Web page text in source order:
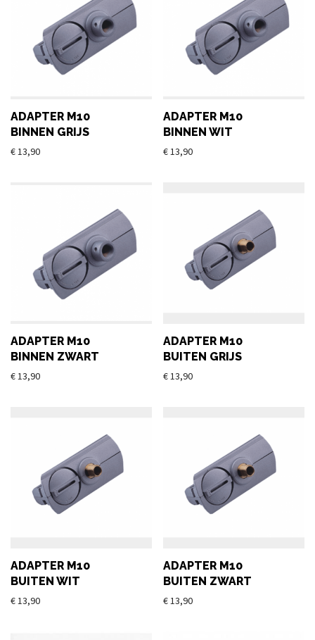
ADAPTER M10
BINNEN GRIJS
€13,90
ADAPTER M10
BINNEN WIT
€13,90
ADAPTER M10
BINNEN ZWART
€13,90
ADAPTER M10
BUITEN GRIJS
€13,90
ADAPTER M10
BUITEN WIT
€13,90
ADAPTER M10
BUITEN ZWART
€13,90